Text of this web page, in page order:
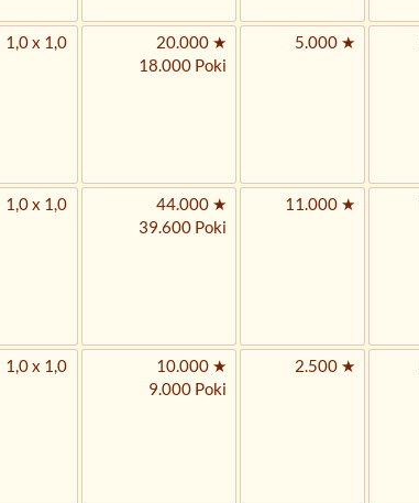
1,0 x 1,0
20.000 ★
18.000 Poki
5.000 ★
1,0 x 1,0
44.000 ★
39.600 Poki
11.000 ★
1,0 x 1,0
10.000 ★
9.000 Poki
2.500 ★